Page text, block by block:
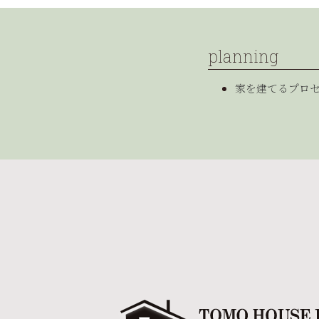
planning
家を建てるプロ